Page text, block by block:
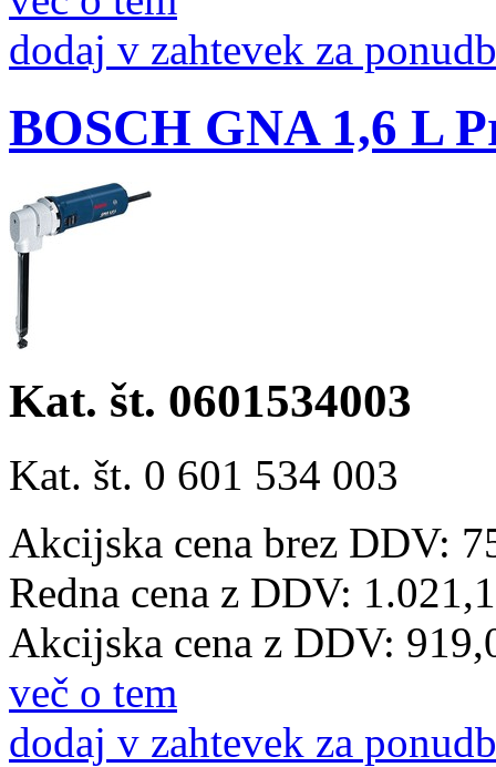
dodaj v zahtevek za
BOSCH GNA 1,6 L
Kat. št. 0601534003
Kat. št. 0 601 534 003
Akcijska cena brez DDV:
Redna cena z DDV:
Akcijska cena z DDV:
več o tem
dodaj v zahtevek za